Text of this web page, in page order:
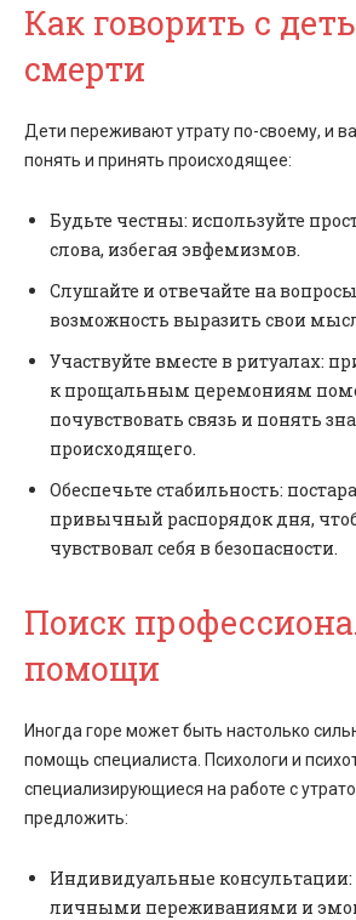
Как говорить с
смерти
Дети переживают утрату по-своему, и
понять и принять происходящее:
Будьте честны: используйте
слова, избегая эвфемизмов.
Слушайте и отвечайте на
возможность выразить свои
Участвуйте вместе в ритуалах:
к прощальным церемониям
почувствовать связь и понять
происходящего.
Обеспечьте стабильность:
привычный распорядок дня,
чувствовал себя в безопасности.
Поиск
помощи
Иногда горе может быть настолько
помощь специалиста. Психологи и
специализирующиеся на работе с
предложить:
Индивидуальные консультации:
личными переживаниями и